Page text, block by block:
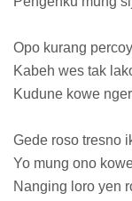
Opo kurang
Kabeh wes tak
Kudune kowe
Gede roso tresno
Yo mung ono
Nanging loro yen